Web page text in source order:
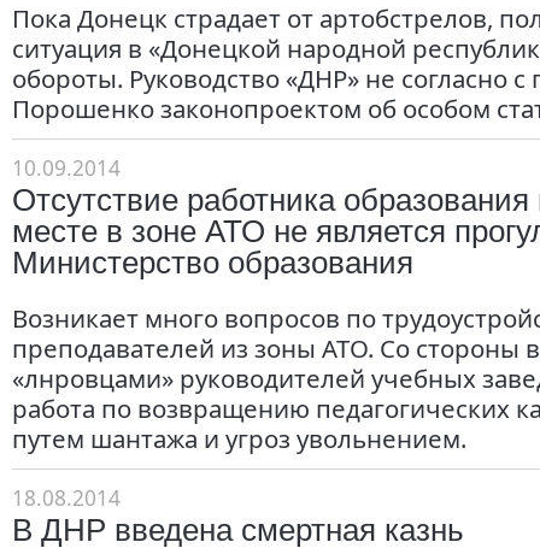
Пока Донецк страдает от артобстрелов,
ситуация в «Донецкой народной
обороты. Руководство «ДНР» не согласно
Порошенко законопроектом об особом
10.09.2014
Отсутствие работника
месте в зоне АТО не является
Министерство образования
Возникает много вопросов по
преподавателей из зоны АТО. Со стороны
«лнровцами» руководителей учебных
работа по возвращению педагогических
путем шантажа и угроз увольнением.
18.08.2014
В ДНР введена смертная казнь